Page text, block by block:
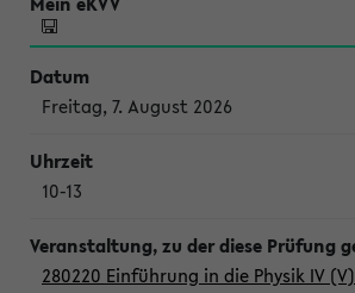
Freitag, 7. August 2026
10-13
280220 Einführung in die Physik IV (V)